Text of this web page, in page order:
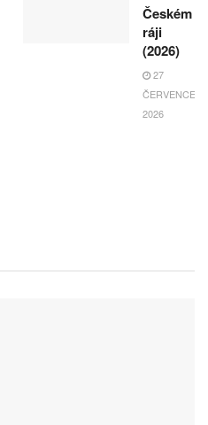
Českém
ráji
(2026)
27
ČERVENCE,
2026